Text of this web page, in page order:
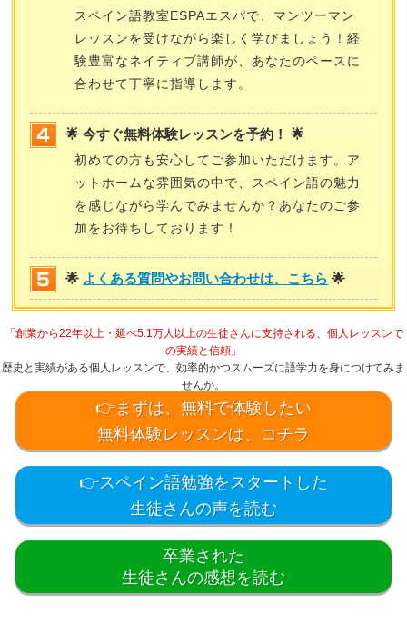
スペイン語教室ESPAエスパで、マンツーマン
レッスンを受けながら楽しく学びましょう！経
験豊富なネイティブ講師が、あなたのペースに
合わせて丁寧に指導します。
🌟 今すぐ無料体験レッスンを予約！ 🌟
初めての方も安心してご参加いただけます。ア
ットホームな雰囲気の中で、スペイン語の魅力
を感じながら学んでみませんか？あなたのご参
加をお待ちしております！
🌟 よくある質問やお問い合わせは、こちら 🌟
「創業から22年以上・延べ5.1万人以上の生徒さんに支持される、個人レッスンで
の実績と信頼」
歴史と実績がある個人レッスンで、効率的かつスムーズに語学力を身につけてみま
せんか。
👉まずは、無料で体験したい
無料体験レッスンは、コチラ
👉スペイン語勉強をスタートした
生徒さんの声を読む
卒業された
生徒さんの感想を読む